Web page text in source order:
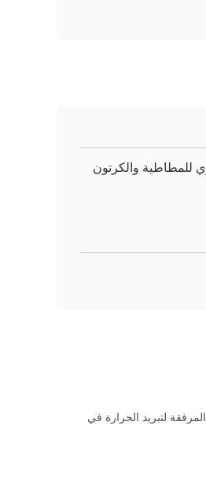
للمطاطية والكرتون
لتبريد الحرارة في